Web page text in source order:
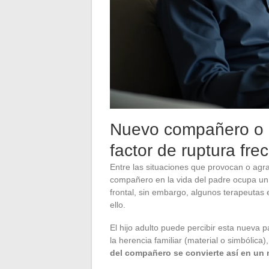
Nuevo compañero
factor de ruptura
Entre las situaciones que provocan o
compañero en la vida del padre ocupa
frontal, sin embargo, algunos
ello.
El hijo adulto puede percibir esta nueva
la herencia familiar (material o
del compañero se convierte así en un